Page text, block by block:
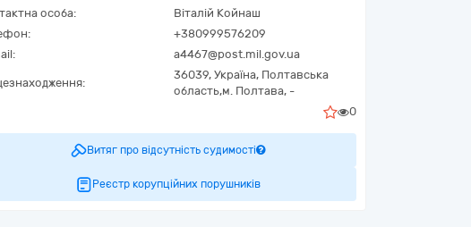
особа:
Віталій Койнаш
+380999576209
a4467@post.mil.gov.ua
36039, Україна, Полтавська
область,м. Полтава, -
0
Витяг про відсутність судимості
Реєстр корупційних порушників